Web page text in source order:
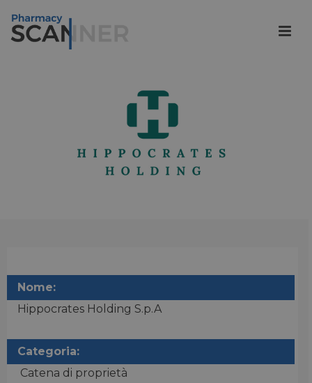
Nome:
Hippocrates Holding S.p.A
Categoria:
Catena di proprietà